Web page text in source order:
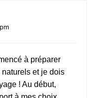
à préparer
et je dois
! Au début,